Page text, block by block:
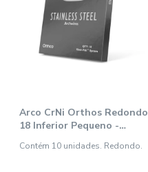
Arco CrNi Orthos Redondo
18 Inferior Pequeno -
Contém 10 unidades. Redondo.